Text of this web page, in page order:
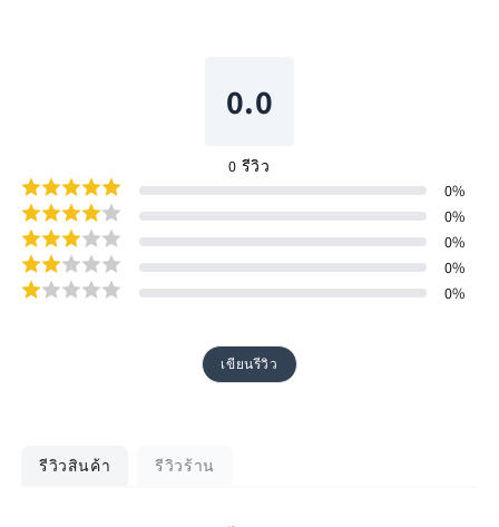
0.0
0 รีวิว
0%
0%
0%
0%
0%
เขียนรีวิว
รีวิวสินค้า รีวิวร้าน